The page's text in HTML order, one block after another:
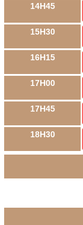
14H45
15H30
16H15
17H00
17H45
18H30